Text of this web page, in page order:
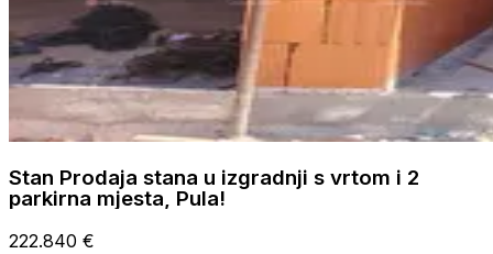
Stan Prodaja stana u izgradnji s vrtom i 2
parkirna mjesta, Pula!
222.840 €